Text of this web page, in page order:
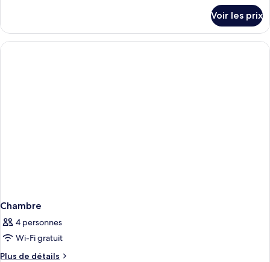
le
type
de
Voir les prix
Chambre
4 personnes
Wi-Fi gratuit
Plus de détails
Plus